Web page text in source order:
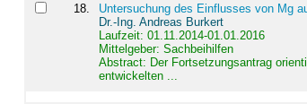
18
Untersuchung des Einflusses von Mg
Dr.-Ing. Andreas Burkert
Laufzeit: 01.11.2014-01.01.2016
Mittelgeber: Sachbeihilfen
Abstract: Der Fortsetzungsantrag
entwickelten ...